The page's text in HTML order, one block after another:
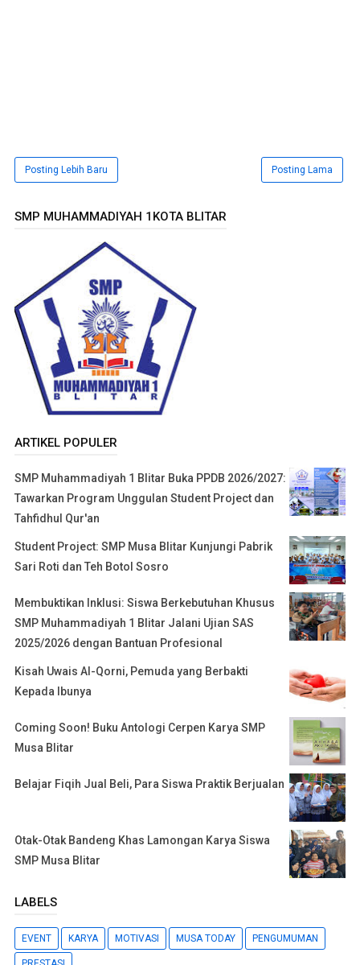
Posting Lebih Baru Posting Lama
SMP MUHAMMADIYAH 1KOTA BLITAR
ARTIKEL POPULER
SMP Muhammadiyah 1 Blitar Buka PPDB 2026/2027:
Tawarkan Program Unggulan Student Project dan
Tahfidhul Qur'an
Student Project: SMP Musa Blitar Kunjungi Pabrik
Sari Roti dan Teh Botol Sosro
Membuktikan Inklusi: Siswa Berkebutuhan Khusus
SMP Muhammadiyah 1 Blitar Jalani Ujian SAS
2025/2026 dengan Bantuan Profesional
Kisah Uwais Al-Qorni, Pemuda yang Berbakti
Kepada Ibunya
Coming Soon! Buku Antologi Cerpen Karya SMP
Musa Blitar
Belajar Fiqih Jual Beli, Para Siswa Praktik Berjualan
Otak-Otak Bandeng Khas Lamongan Karya Siswa
SMP Musa Blitar
LABELS
EVENT KARYA MOTIVASI MUSA TODAY PENGUMUMAN